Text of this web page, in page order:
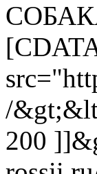
/
200